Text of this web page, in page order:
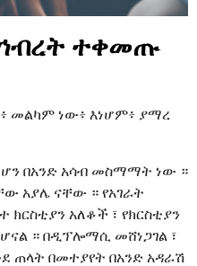
ተቀመጡ
መልካም ነው፥ እነሆም፥ ያማረ
በአንድ አሳብ መስማማት ነው ።
አያሌ ናቸው ። የአገራት
ክርስቲያን አለቆች ፣ የክርስቲያን
። በዲፕሎማሲ መሸነጋገል ፣
ጠላት በመተያየት በአንድ አዳራሽ